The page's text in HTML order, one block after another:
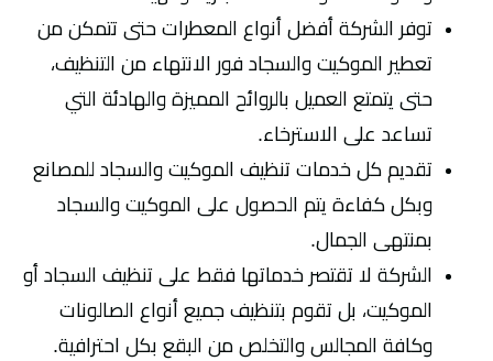
توفر الشركة أفضل أنواع المعطرات حتى تتمكن من
تعطير الموكيت والسجاد فور الانتهاء من التنظيف،
حتى يتمتع العميل بالروائح المميزة والهادئة التي
تساعد على الاسترخاء.
تقديم كل خدمات تنظيف الموكيت والسجاد للمصانع
وبكل كفاءة يتم الحصول على الموكيت والسجاد
بمنتهى الجمال.
الشركة لا تقتصر خدماتها فقط على تنظيف السجاد أو
الموكيت، بل تقوم بتنظيف جميع أنواع الصالونات
وكافة المجالس والتخلص من البقع بكل احترافية.